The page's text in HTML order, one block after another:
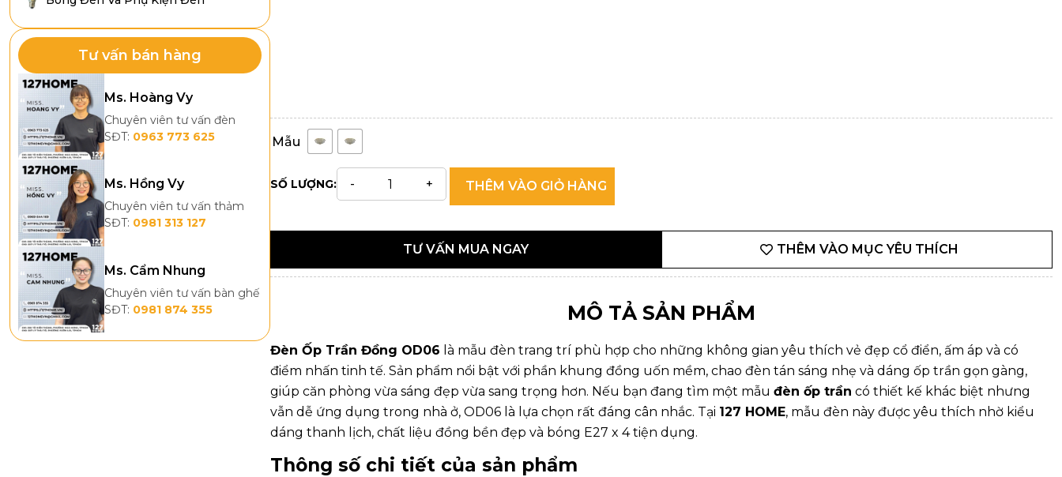
Tư vấn bán hàng
Ms. Hoàng Vy
Chuyên viên tư vấn đèn
SĐT: 0963 773 625
Ms. Hồng Vy
Chuyên viên tư vấn thảm
SĐT: 0981 313 127
Ms. Cẩm Nhung
Chuyên viên tư vấn bàn ghế
SĐT: 0981 874 355
Mẫu
SỐ LƯỢNG: THÊM VÀO GIỎ HÀNG
TƯ VẤN MUA NGAY THÊM VÀO MỤC YÊU THÍCH
MÔ TẢ SẢN PHẨM
Đèn Ốp Trần Đồng OD06 là mẫu đèn trang trí phù hợp cho những không gian yêu thích vẻ đẹp cổ điển, ấm áp và có
điểm nhấn tinh tế. Sản phẩm nổi bật với phần khung đồng uốn mềm, chao đèn tán sáng nhẹ và dáng ốp trần gọn gàng,
giúp căn phòng vừa sáng đẹp vừa sang trọng hơn. Nếu bạn đang tìm một mẫu đèn ốp trần có thiết kế khác biệt nhưng
vẫn dễ ứng dụng trong nhà ở, OD06 là lựa chọn rất đáng cân nhắc. Tại 127 HOME, mẫu đèn này được yêu thích nhờ kiểu
dáng thanh lịch, chất liệu đồng bền đẹp và bóng E27 x 4 tiện dụng.
Thông số chi tiết của sản phẩm